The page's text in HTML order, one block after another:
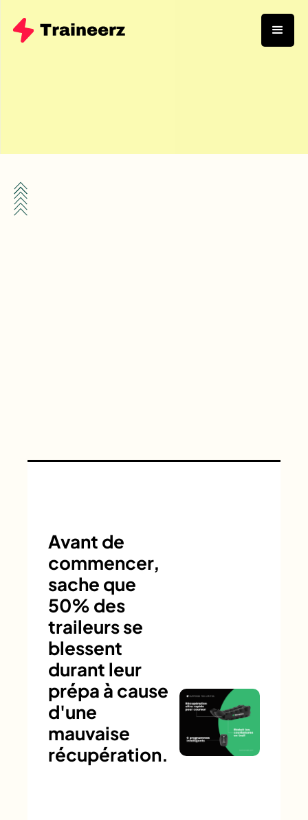
Avant de
commencer,
sache que
50% des
traileurs se
blessent
durant leur
prépa à cause
d'une
mauvaise
récupération.